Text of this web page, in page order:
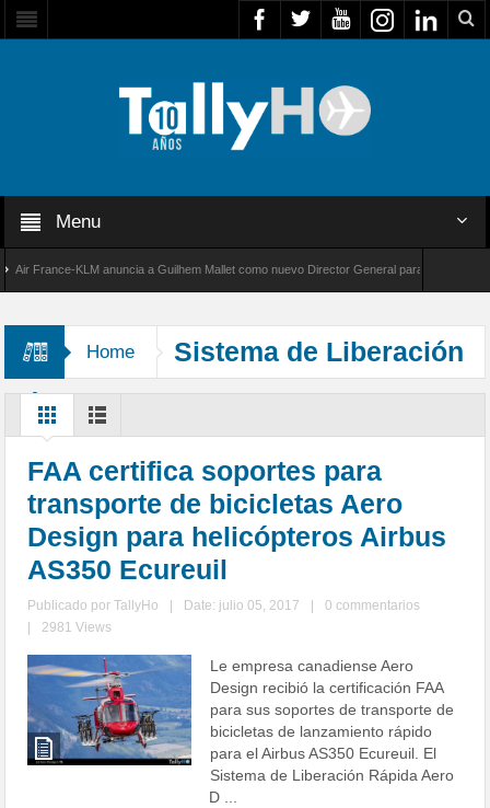
Menu
France-KLM anuncia a Guilhem Mallet como nuevo Director General para América Latina
Home
Sistema de Liberación
Rápida Aero Design
FAA certifica soportes para
transporte de bicicletas Aero
Design para helicópteros Airbus
AS350 Ecureuil
Publicado porTallyHo Date: julio 05, 2017
0 commentarios
2981 Views
Le empresa canadiense Aero
Design recibió la certificación FAA
para sus soportes de transporte de
bicicletas de lanzamiento rápido
para el Airbus AS350 Ecureuil. El
Sistema de Liberación Rápida Aero
D ...